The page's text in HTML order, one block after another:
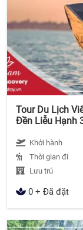
Tour Du Lịch
Đền Liễu Hạnh
Khởi hành
Thời gian đi
Lưu trú
0 + Đã đặt